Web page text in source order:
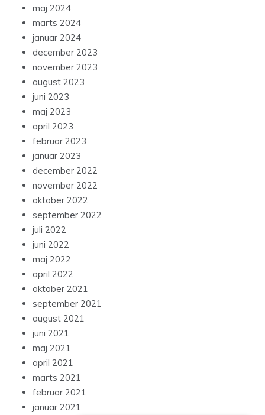
maj 2024
marts 2024
januar 2024
december 2023
november 2023
august 2023
juni 2023
maj 2023
april 2023
februar 2023
januar 2023
december 2022
november 2022
oktober 2022
september 2022
juli 2022
juni 2022
maj 2022
april 2022
oktober 2021
september 2021
august 2021
juni 2021
maj 2021
april 2021
marts 2021
februar 2021
januar 2021